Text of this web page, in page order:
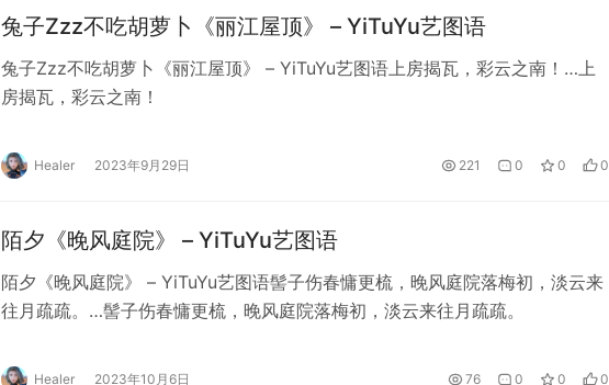
兔子Zzz不吃胡萝卜《丽江屋顶》 – YiTuYu艺图语
兔子Zzz不吃胡萝卜《丽江屋顶》 – YiTuYu艺图语上房揭瓦，彩云之南！…上
房揭瓦，彩云之南！
Healer 2023年9月29日 221 0 0 0
陌夕《晚风庭院》 – YiTuYu艺图语
陌夕《晚风庭院》 – YiTuYu艺图语髻子伤春慵更梳，晚风庭院落梅初，淡云来
往月疏疏。…髻子伤春慵更梳，晚风庭院落梅初，淡云来往月疏疏。
Healer 2023年10月6日 76 0 0 0